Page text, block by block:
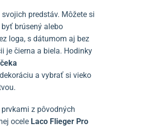
predstáv. Môžete si
brúsený alebo
loga, s dátumom aj bez
je čierna a biela. Hodinky
a vybrať si vieko
z pôvodných
ocele Laco Flieger Pro